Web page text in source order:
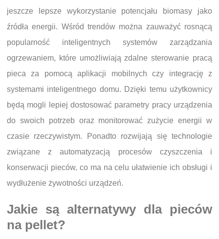
jeszcze lepsze wykorzystanie potencjału biomasy jako
źródła energii. Wśród trendów można zauważyć rosnącą
popularność inteligentnych systemów zarządzania
ogrzewaniem, które umożliwiają zdalne sterowanie pracą
pieca za pomocą aplikacji mobilnych czy integrację z
systemami inteligentnego domu. Dzięki temu użytkownicy
będą mogli lepiej dostosować parametry pracy urządzenia
do swoich potrzeb oraz monitorować zużycie energii w
czasie rzeczywistym. Ponadto rozwijają się technologie
związane z automatyzacją procesów czyszczenia i
konserwacji pieców, co ma na celu ułatwienie ich obsługi i
wydłużenie żywotności urządzeń.
Jakie są alternatywy dla pieców
na pellet?